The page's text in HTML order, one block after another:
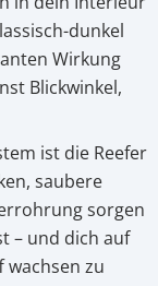
dunkel
Wirkung
Blickwinkel,
ist die Reefer
saubere
sorgen
– und dich auf
wachsen zu